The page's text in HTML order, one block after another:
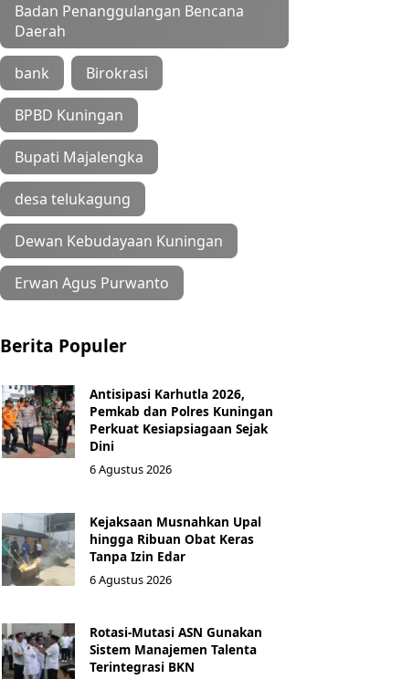
Badan Penanggulangan Bencana
Daerah
bank Birokrasi
BPBD Kuningan
Bupati Majalengka
desa telukagung
Dewan Kebudayaan Kuningan
Erwan Agus Purwanto
Berita Populer
Antisipasi Karhutla 2026,
Pemkab dan Polres Kuningan
Perkuat Kesiapsiagaan Sejak
Dini
6 Agustus 2026
Kejaksaan Musnahkan Upal
hingga Ribuan Obat Keras
Tanpa Izin Edar
6 Agustus 2026
Rotasi-Mutasi ASN Gunakan
Sistem Manajemen Talenta
Terintegrasi BKN